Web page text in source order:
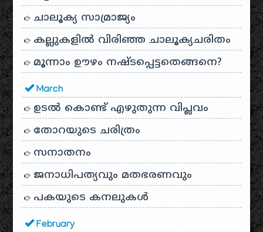
ചാലൂക്യ സാമ്രാജ്യം
കല്ലുകളിൽ വിരിഞ്ഞ ചാലൂക്യചരിതം
മൂന്നാം ഊഴം നഷ്ടപ്പെട്ടതെങ്ങനെ?
March
ഉടൽ കൊണ്ട് എഴുതുന്ന വിപ്ലവം
തോറയുടെ ചരിത്രം
സനാതനം
ജനാധിപത്യവും മതഭരണവും
പകയുടെ കനലുകൾ
February